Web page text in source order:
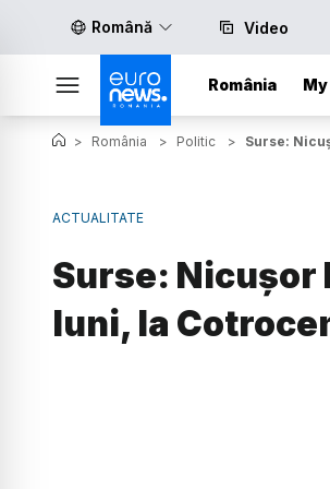
Română Video
România
> România > Politic > Surse:
ACTUALITATE
Surse: Nicușor
luni, la